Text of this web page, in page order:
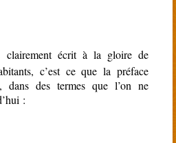
clairement écrit à la gloire de
c’est ce que la préface
dans des termes que l’on ne
: